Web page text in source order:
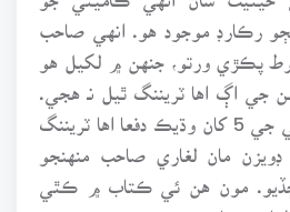
رڪارڊ موجود هو. انهي صاحب
پڪڙي ورتو، جنهن ۾ لکيل هو
جي اڳ اها ٽريننگ ٿيل نـ هجي.
سواءِ منهنجي باقي سڀني جي 5 کان وڌيڪ دفعا اها ٽريننگ
مان لغاري صاحب منهنجو
مون هن ئي ڪتاب ۾ ڪٿي
لغاري صاحب منهنجي پروموشن ۾